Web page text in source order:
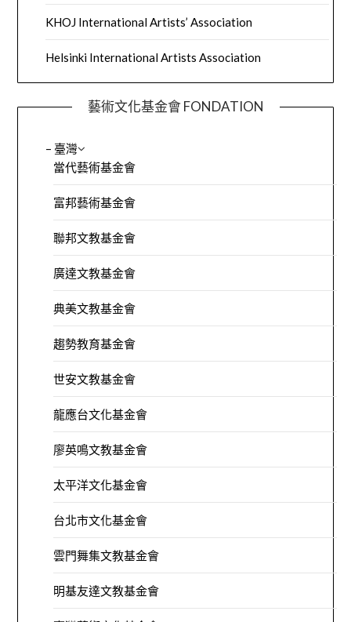
KHOJ International Artists’ Association
Helsinki International Artists Association
藝術文化基金會 FONDATION
– 臺灣
當代藝術基金會
富邦藝術基金會
聯邦文教基金會
廣達文教基金會
典美文教基金會
趨勢教育基金會
世安文教基金會
龍應台文化基金會
廖英鳴文教基金會
太平洋文化基金會
台北市文化基金會
雲門舞集文教基金會
明基友達文教基金會